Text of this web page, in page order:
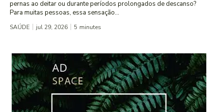
pernas ao deitar ou durante períodos prolongados de descanso?
Para muitas pessoas, essa sensação...
SAÚDE jul 29, 2026 5 minutes